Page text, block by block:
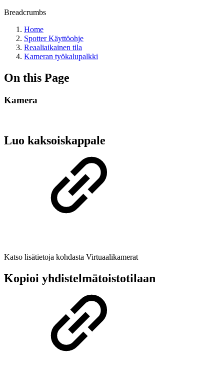
Breadcrumbs
Home
Spotter Käyttöohje
Reaaliaikainen tila
Kameran työkalupalkki
On this Page
Kamera
Luo kaksoiskappale
Katso lisätietoja kohdasta Virtuaalikamerat
Kopioi yhdistelmätoistotilaan